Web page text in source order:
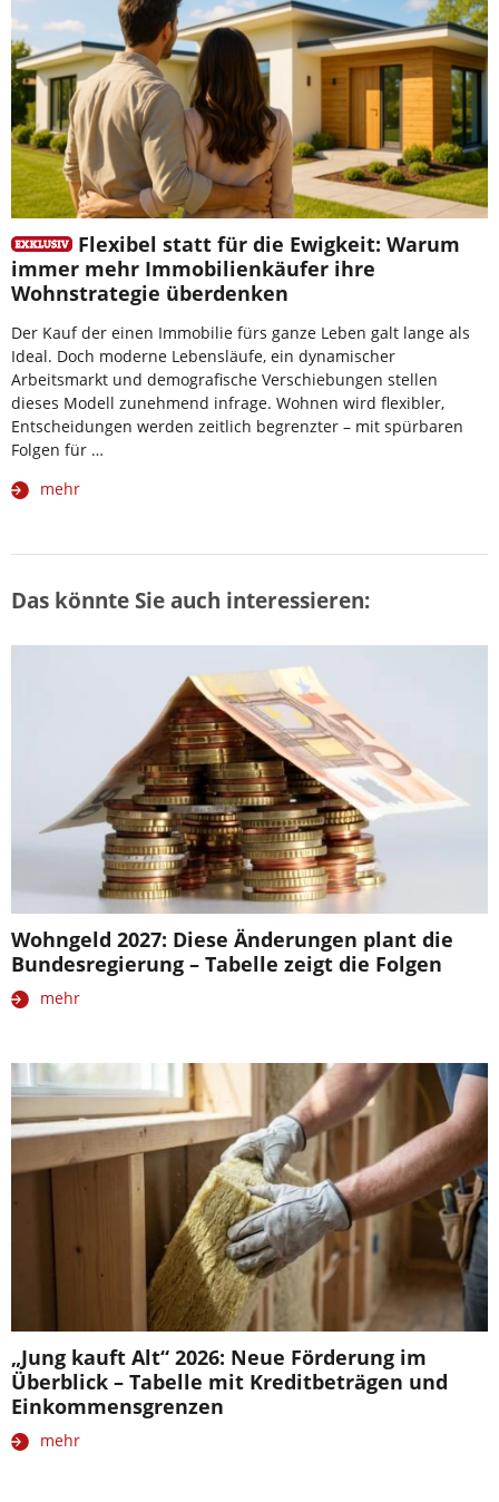
Flexibel statt für die Ewigkeit: Warum
immer mehr Immobilienkäufer ihre
Wohnstrategie überdenken
Der Kauf der einen Immobilie fürs ganze Leben galt lange als
Ideal. Doch moderne Lebensläufe, ein dynamischer
Arbeitsmarkt und demografische Verschiebungen stellen
dieses Modell zunehmend infrage. Wohnen wird flexibler,
Entscheidungen werden zeitlich begrenzter – mit spürbaren
Folgen für …
mehr
Das könnte Sie auch interessieren:
Wohngeld 2027: Diese Änderungen plant die
Bundesregierung – Tabelle zeigt die Folgen
mehr
„Jung kauft Alt“ 2026: Neue Förderung im
Überblick – Tabelle mit Kreditbeträgen und
Einkommensgrenzen
mehr